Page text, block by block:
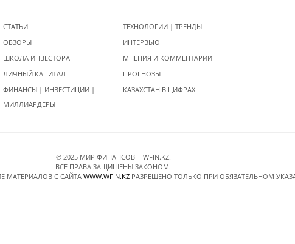
СТАТЬИ
ОБЗОРЫ
ШКОЛА ИНВЕСТОРА
ЛИЧНЫЙ КАПИТАЛ
ФИНАНСЫ | ИНВЕСТИЦИИ |
МИЛЛИАРДЕРЫ
ТЕХНОЛОГИИ | ТРЕНДЫ
ИНТЕРВЬЮ
МНЕНИЯ И КОММЕНТАРИИ
ПРОГНОЗЫ
КАЗАХСТАН В ЦИФРАХ
© 2025 МИР ФИНАНСОВ - WFIN.KZ.
ВСЕ ПРАВА ЗАЩИЩЕНЫ ЗАКОНОМ.
МАТЕРИАЛОВ C САЙТАWWW.WFIN.KZ РАЗРЕШЕНО ТОЛЬКО ПРИ ОБЯЗАТЕЛЬНОМ